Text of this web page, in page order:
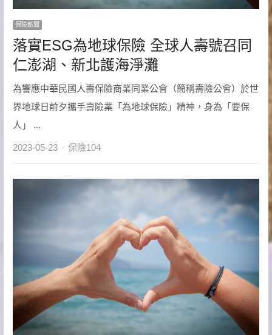
保險新聞
落實ESG為地球保險 全球人壽號召同
仁澎湖、新北護海淨灘
為響應中華民國人壽保險商業同業公會（簡稱壽險公會）於世
界地球日前夕攜手壽險業「為地球保險」精神，身為「要保
人」 ...
2023-05-23 Author
保險104